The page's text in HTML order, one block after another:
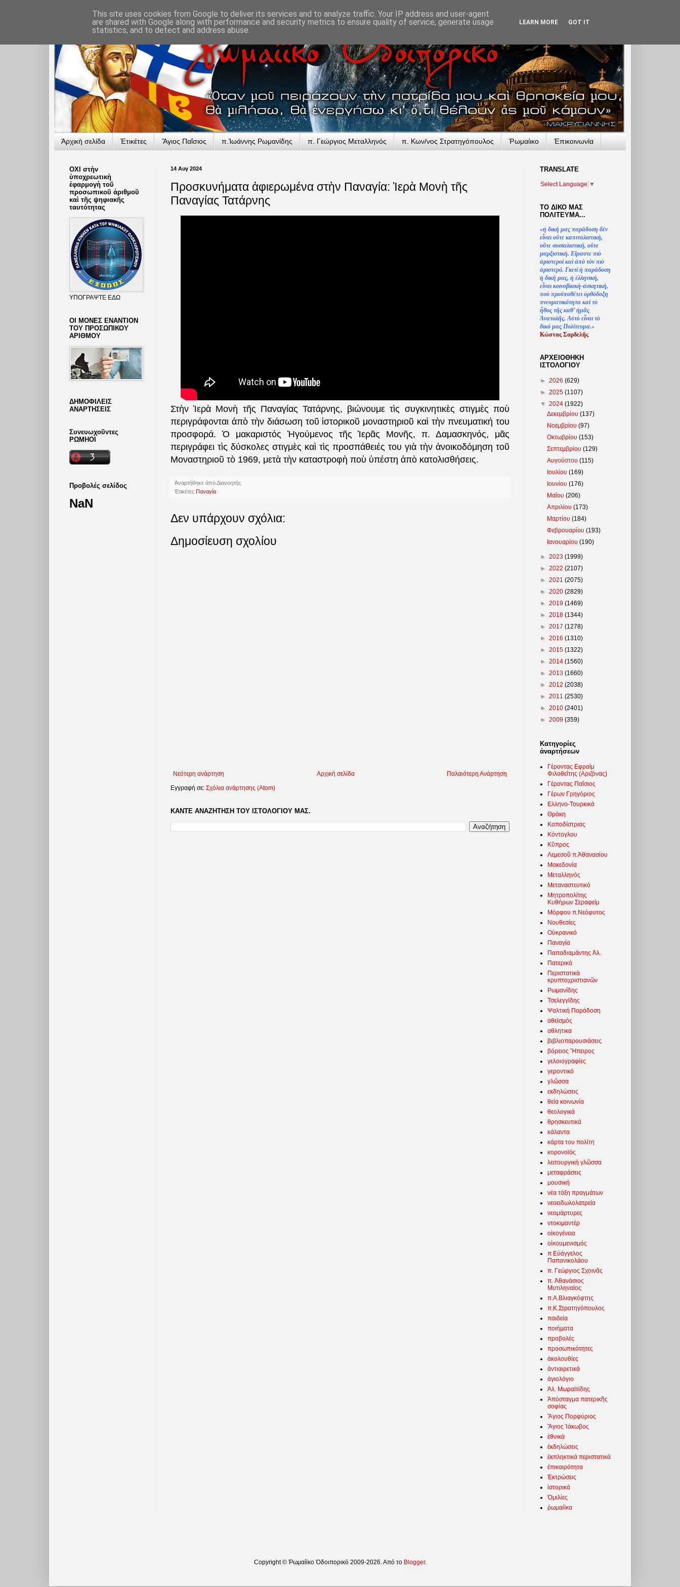
Ἀρχικὴ σελίδα Ἐτικέτες Ἅγιος Παΐσιος π.Ἰωάννης Ρωμανίδης π. Γεώργιος Μεταλληνός π. Κων/νος Στρατηγόπουλος Ῥωμαίικο Ἐπικοινωνία
14 Αυγ 2024
Προσκυνήματα ἀφιερωμένα στὴν Παναγία: Ἱερὰ Μονὴ τῆς
Παναγίας Τατάρνης
Στὴν Ἱερὰ Μονὴ τῆς Παναγίας Τατάρνης, βιώνουμε τὶς συγκινητικὲς στιγμὲς ποὺ
περιγράφονται ἀπὸ τὴν διάσωση τοῦ ἱστορικοῦ μοναστηριοῦ καὶ τὴν πνευματική του
προσφορά. Ὁ μακαριστός Ἡγούμενος τῆς Ἱερᾶς Μονῆς, π. Δαμασκηνός, μᾶς
περιγράφει τὶς δύσκολες στιγμὲς καὶ τὶς προσπάθειές του γιὰ τὴν ἀνοικοδόμηση τοῦ
Μοναστηριοῦ τὸ 1969, μετὰ τὴν καταστροφὴ ποὺ ὑπέστη ἀπὸ κατολισθήσεις.
Ἀναρτήθηκε ἀπὸΔιανοητής
Ἐτικέτες Παναγία
Δεν υπάρχουν σχόλια:
Δημοσίευση σχολίου
Νεότερη ανάρτηση Παλαιότερη Ανάρτηση
Αρχική σελίδα
Εγγραφή σε: Σχόλια ανάρτησης (Atom)
ΚΑΝΤΕ ΑΝΑΖΗΤΗΣΗ ΤΟΥ ΙΣΤΟΛΟΓΙΟΥ ΜΑΣ.
ΟΧΙ στὴν
ὑποχρεωτικὴ
ἐφαρμογὴ τοῦ
προσωπικοῦ ἀριθμοῦ
καὶ τῆς ψηφιακῆς
ταυτότητας
ΥΠΟΓΡΑΨΤΕ ΕΔΩ
ΟΙ ΜΟΝΕΣ ΕΝΑΝΤΙΟΝ
ΤΟΥ ΠΡΟΣΩΠΙΚΟΥ
ΑΡΙΘΜΟΥ
ΔΗΜΟΦΙΛΕΙΣ
ΑΝΑΡΤΗΣΕΙΣ
Συνευωχοῦντες
ΡΩΜΗΟΙ
Προβολές σελίδος
NaN
TRANSLATΕ
Select Language ▼
ΤΟ ΔΙΚΟ ΜΑΣ
ΠΟΛΙΤΕΥΜΑ...
«ἡ δική μας παράδοση δὲν
εἶναι οὔτε καπιταλιστική,
οὔτε σοσιαλιστική, οὔτε
μαρξιστική. Εἴμαστε πιὸ
ἀριστεροὶ καὶ ἀπὸ τὸν πιὸ
ἀριστερό. Γιατίἡ παράδοση
ἡ δική μας, ἡ ἑλληνική,
εἶναι κοινοβιακὴ-ἀσκητική,
ποὺ προϋποθέτει ὀρθόδοξη
πνευματικότητα καὶ τὸ
ἦθος τῆς καθ’ἠμᾶς
Ἀνατολῆς. Αὐτὸ εἶναι τὸ
δικό μας Πολίτευμα.»
Κώστας Σαρδελῆς
ΑΡΧΕΙΟΘΗΚΗ
ΙΣΤΟΛΟΓΙΟΥ
► 2026 (629)
► 2025 (1107)
▼ 2024 (1922)
Δεκεμβρίου(137)
Νοεμβρίου(97)
Οκτωβρίου(153)
Σεπτεμβρίου(129)
Αυγούστου(115)
Ιουλίου(169)
Ιουνίου(176)
Μαΐου(206)
Απριλίου(173)
Μαρτίου(184)
Φεβρουαρίου(193)
Ιανουαρίου(190)
► 2023 (1999)
► 2022 (2107)
► 2021 (2075)
► 2020 (2829)
► 2019 (1469)
► 2018 (1344)
► 2017 (1278)
► 2016 (1310)
► 2015 (1322)
► 2014 (1560)
► 2013 (1660)
► 2012 (2038)
► 2011 (2530)
► 2010 (2401)
► 2009 (359)
Κατηγορίες
ἀναρτήσεων
Γέροντας Εφραίμ
Φιλοθεΐτης (Αριζόνας)
Γέροντας Παΐσιος
Γέρων Γρηγόριος
Ελληνο-Τουρκικὰ
Θράκη
Καποδίστριας
Κόντογλου
Κῦπρος
Λεμεσοῦ π.Ἀθανασίου
Μακεδονία
Μεταλληνός
Μεταναστευτικό
Μητροπολίτης
Κυθήρων Σεραφείμ
Μόρφου π.Νεόφυτος
Νουθεσίες
Οὐκρανικό
Παναγία
Παπαδιαμάντης Ἀλ.
Πατερικά
Περιστατικὰ
κρυπτοχριστιανῶν
Ρωμανίδης
Τσελεγγίδης
Ψαλτική Παράδοση
αθεϊσμός
αθλητικα
βιβλιοπαρουσιάσεις
βόρειος Ἤπειρος
γελοιογραφίες
γεροντικό
γλῶσσα
εκδηλώσεις
θεία κοινωνία
θεολογικά
θρησκευτικά
κάλαντα
κάρτα του πολίτη
κορονοϊός
λειτουργική γλῶσσα
μεταφράσεις
μουσική
νέα τάξη πραγμάτων
νεοειδωλολατρεία
νεομάρτυρες
ντοκιμαντέρ
οἰκογένεια
οἰκουμενισμός
π Εὐάγγελος
Παπανικολάου
π. Γεώργιος Σχοινᾶς
π. Ἀθανάσιος
Μυτιληναίος
π.Α.Βλιαγκόφτης
π.Κ.Στρατηγόπουλος
παιδεία
ποιήματα
προβολές
προσωπικότητες
ἀκολουθίες
ἀντιαιρετικά
ἁγιολόγιο
Ἀλ. Μωραϊτίδης
Ἀπόσταγμα πατερικῆς
σοφίας
Ἅγιος Πορφύριος
Ἅγιος Ἰάκωβος
ἐθνικὰ
ἐκδηλώσεις
ἐκπληκτικά περιστατικά
ἐπικαιρότητα
Ἐκτρώσεις
ἱστορικά
Ὁμιλίες
ῥωμαίϊκα
Copyright © Ῥωμαίϊκο Ὁδοιπορικό 2009-2026. Από το Blogger.
This site uses cookies from Google to deliver its services and to analyze traffic. Your IP address and user-agent
are shared with Google along with performance and security metrics to ensure quality of service, generate usage
statistics, and to detect and address abuse.
LEARN MORE GOT IT